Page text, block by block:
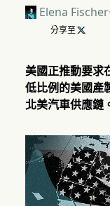
Elena Fischer·
分享至 
美國正推動要求
低比例的美國產
北美汽車供應鏈